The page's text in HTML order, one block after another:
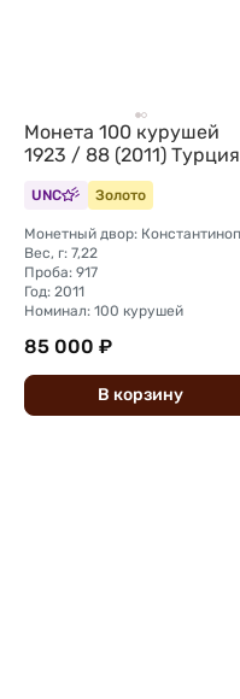
Монета 100 курушей
1923 / 88 (2011) Турция
UNC Золото
Вес, г: 7,22
Проба: 917
Год: 2011
Номинал: 100 курушей
85 000 ₽
В корзину